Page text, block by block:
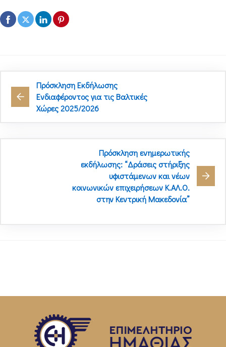
Πρόσκληση Εκδήλωσης
Ενδιαφέροντος για τις Βαλτικές
Χώρες 2025/2026
Πρόσκληση ενημερωτικής
εκδήλωσης: “Δράσεις στήριξης
υφιστάμενων και νέων
κοινωνικών επιχειρήσεων Κ.ΑΛ.Ο.
στην Κεντρική Μακεδονία”